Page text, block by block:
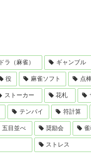
ドラ（麻雀） ギャンブル
役 麻雀ソフト 点
ストーカー 花札
テンパイ 符計算
五目並べ 奨励会
ストレス